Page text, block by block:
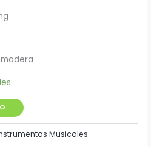
Musicales